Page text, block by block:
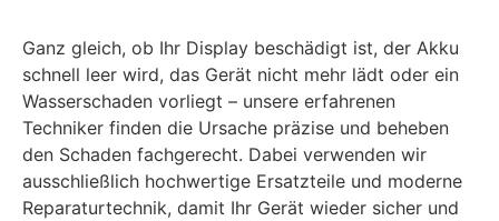
Ganz gleich, ob Ihr Display beschädigt ist, der Akku
schnell leer wird, das Gerät nicht mehr lädt oder ein
Wasserschaden vorliegt – unsere erfahrenen
Techniker finden die Ursache präzise und beheben
den Schaden fachgerecht. Dabei verwenden wir
ausschließlich hochwertige Ersatzteile und moderne
Reparaturtechnik, damit Ihr Gerät wieder sicher und